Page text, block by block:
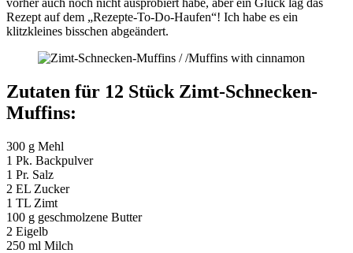
Rezept auf dem „Rezepte-To-Do-Haufen“! Ich habe es ein
klitzkleines bisschen abgeändert.
Zutaten für 12 Stück Zimt-Schnecken-
Muffins:
300 g Mehl
1 Pk. Backpulver
1 Pr. Salz
2 EL Zucker
1 TL Zimt
100 g geschmolzene Butter
2 Eigelb
250 ml Milch